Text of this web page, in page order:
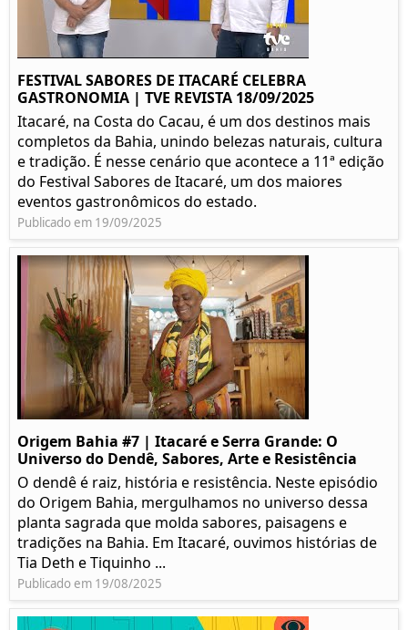
FESTIVAL SABORES DE ITACARÉ CELEBRA
GASTRONOMIA | TVE REVISTA 18/09/2025
Itacaré, na Costa do Cacau, é um dos destinos mais
completos da Bahia, unindo belezas naturais, cultura
e tradição. É nesse cenário que acontece a 11ª edição
do Festival Sabores de Itacaré, um dos maiores
eventos gastronômicos do estado.
Publicado em 19/09/2025
Origem Bahia #7 | Itacaré e Serra Grande: O
Universo do Dendê, Sabores, Arte e Resistência
O dendê é raiz, história e resistência. Neste episódio
do Origem Bahia, mergulhamos no universo dessa
planta sagrada que molda sabores, paisagens e
tradições na Bahia. Em Itacaré, ouvimos histórias de
Tia Deth e Tiquinho ...
Publicado em 19/08/2025